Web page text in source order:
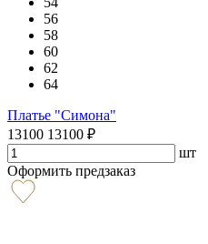
56
58
60
62
64
Платье "Симона"
13100 13100 ₽
шт
Оформить предзаказ